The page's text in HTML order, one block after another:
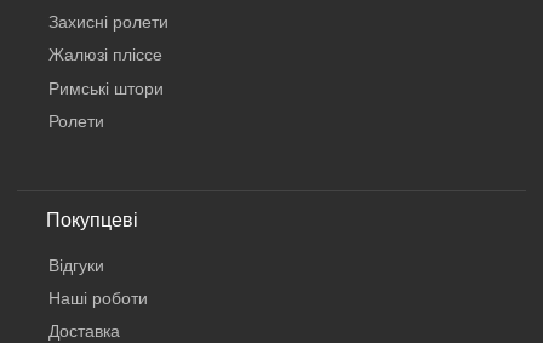
Захисні ролети
Жалюзі пліссе
Римські штори
Ролети
Покупцеві
Відгуки
Наші роботи
Доставка